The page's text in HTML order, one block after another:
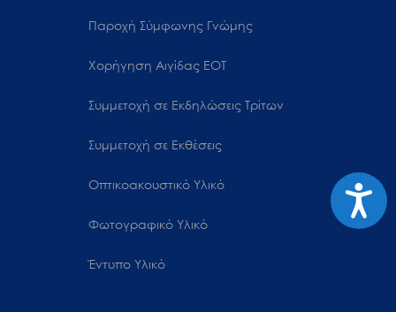
Παροχή Σύμφωνης Γνώμης
Χορήγηση Αιγίδας ΕΟΤ
Συμμετοχή σε Εκδηλώσεις Τρίτων
Συμμετοχή σε Εκθέσεις
Οπτικοακουστικό Υλικό
Φωτογραφικό Υλικό
Έντυπο Υλικό